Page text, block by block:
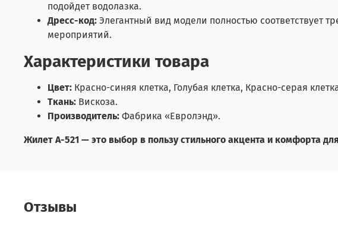
подойдет водолазка.
Дресс-код: Элегантный вид модели полностью соответствует
мероприятий.
Характеристики товара
Цвет: Красно-синяя клетка, Голубая клетка, Красно-серая
Ткань: Вискоза.
Производитель: Фабрика «Евролэнд».
Жилет А-521 — это выбор в пользу стильного акцента и комфорта
Отзывы